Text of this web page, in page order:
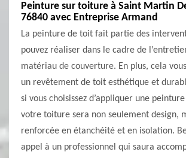
Peinture sur toiture à Saint Martin
76840 avec Entreprise Armand
La peinture de toit fait partie des
pouvez réaliser dans le cadre de
matériau de couverture. En plus, cela
un revêtement de toit esthétique et
si vous choisissez d’appliquer une
votre toiture sera non seulement design,
renforcée en étanchéité et en isolation.
appel à un professionnel qui saura